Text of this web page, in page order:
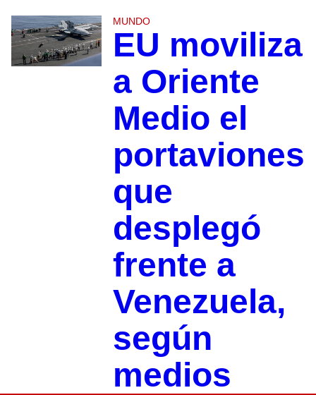
MUNDO
EU moviliza
a Oriente
Medio el
portaviones
que
desplegó
frente a
Venezuela,
según
medios